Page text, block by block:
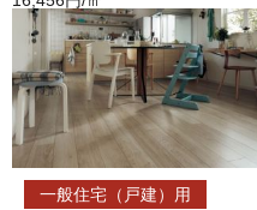
一般住宅（戸建）用